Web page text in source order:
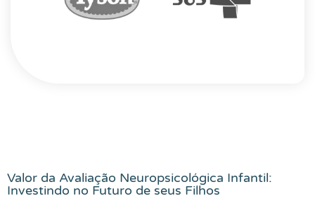
Valor da Avaliação Neuropsicológica Infantil:
Investindo no Futuro de seus Filhos